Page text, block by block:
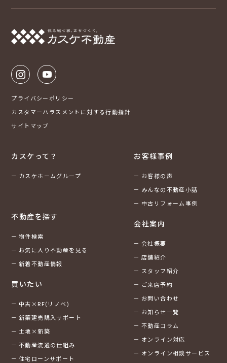
プライバシーポリシー
カスタマーハラスメントに対する行動指針
サイトマップ
カスケって？
カスケホームグループ
不動産を探す
物件検索
お気に入り不動産を見る
新着不動産情報
買いたい
中古×RF(リノベ)
新築建売購入サポート
土地×新築
不動産流通の仕組み
住宅ローンサポート
お客様事例
お客様の声
みんなの不動産小話
中古リフォーム事例
会社案内
会社概要
店舗紹介
スタッフ紹介
ご来店予約
お問い合わせ
お知らせ一覧
不動産コラム
オンライン対応
オンライン相談サービス